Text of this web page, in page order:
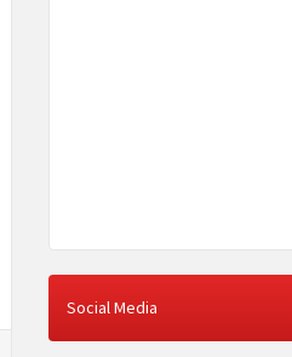
Social Media